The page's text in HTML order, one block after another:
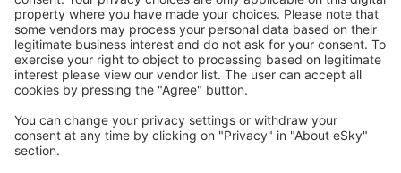
Atraktivní ceny a speciální nabídky pro přihlášené
uživatele.
Ubytování dle vašeho gusta
Vyberte si z více než 1.3 milionu zařízení: hotelů,